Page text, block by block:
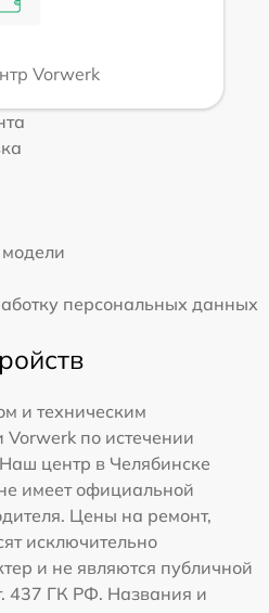
Vorwerk
персональных данных
и техническим
по истечении
центр в Челябинске
имеет официальной
Цены на ремонт,
исключительно
и не являются публичной
437 ГК РФ. Названия и